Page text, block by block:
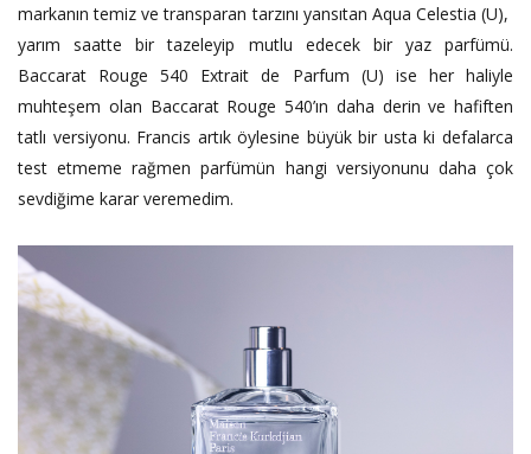
markanın temiz ve transparan tarzını yansıtan Aqua Celestia (U),
yarım saatte bir tazeleyip mutlu edecek bir yaz parfümü.
Baccarat Rouge 540 Extrait de Parfum (U) ise her haliyle
muhteşem olan Baccarat Rouge 540’ın daha derin ve hafiften
tatlı versiyonu. Francis artık öylesine büyük bir usta ki defalarca
test etmeme rağmen parfümün hangi versiyonunu daha çok
sevdiğime karar veremedim.